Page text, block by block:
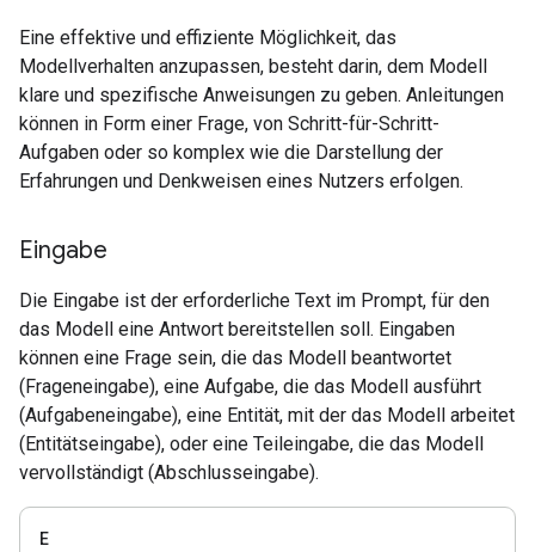
Eine effektive und effiziente Möglichkeit, das
Modellverhalten anzupassen, besteht darin, dem Modell
klare und spezifische Anweisungen zu geben. Anleitungen
können in Form einer Frage, von Schritt-für-Schritt-
Aufgaben oder so komplex wie die Darstellung der
Erfahrungen und Denkweisen eines Nutzers erfolgen.
Eingabe
Die Eingabe ist der erforderliche Text im Prompt, für den
das Modell eine Antwort bereitstellen soll. Eingaben
können eine Frage sein, die das Modell beantwortet
(Frageneingabe), eine Aufgabe, die das Modell ausführt
(Aufgabeneingabe), eine Entität, mit der das Modell arbeitet
(Entitätseingabe), oder eine Teileingabe, die das Modell
vervollständigt (Abschlusseingabe).
E